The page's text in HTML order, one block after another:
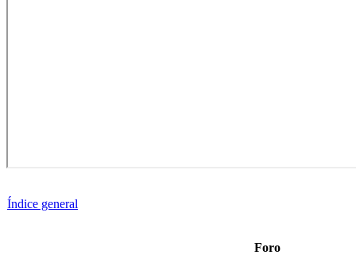
Índice general
Foro